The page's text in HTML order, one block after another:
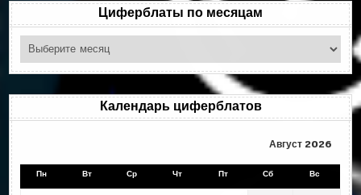
Циферблаты по месяцам
Циферблаты
по
месяцам
Календарь циферблатов
Август 2026
Пн Вт Ср Чт Пт Сб Вс